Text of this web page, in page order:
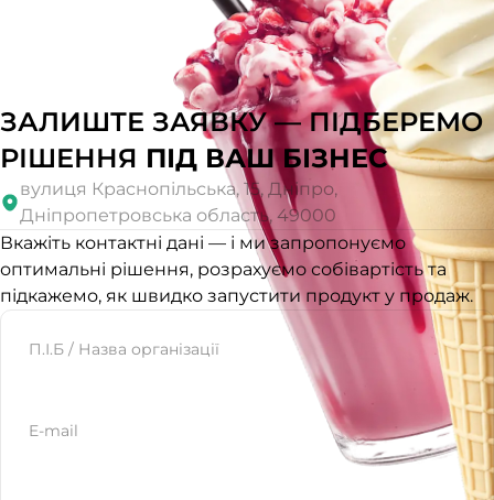
ЗАЛИШТЕ ЗАЯВКУ — ПІДБЕРЕМО
РІШЕННЯ ПІД ВАШ БІЗНЕС
вулиця Краснопільська, 15, Дніпро,
Дніпропетровська область, 49000
Вкажіть контактні дані — і ми запропонуємо
оптимальні рішення, розрахуємо собівартість та
підкажемо, як швидко запустити продукт у продаж.
П.І.Б / Назва організації
E-mail
Website